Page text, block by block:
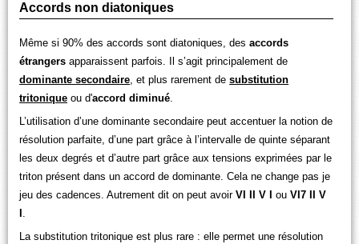
Accords non diatoniques
Même si 90% des accords sont diatoniques, desaccords
étrangers apparaissent parfois. Il s’agit principalement de
dominante secondaire, et plus rarement desubstitution
tritonique ou d'accord diminué.
L’utilisation d’une dominante secondaire peut accentuer la notion de
résolution parfaite, d’une part grâce à l’intervalle de quinte séparant
les deux degrés et d’autre part grâce aux tensions exprimées par le
triton présent dans un accord de dominante. Cela ne change pas je
jeu des cadences. Autrement dit on peut avoirVI II V I ouVI7 II V
.
La substitution tritonique est plus rare : elle permet une résolution